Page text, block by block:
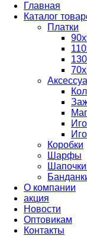
Главная
Каталог
Платки
Коробки
Шарфы
О компании
акция
Новости
Оптовикам
Контакты